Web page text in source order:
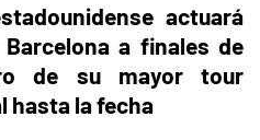
actuará
a finales de
de su mayor tour
hasta la fecha